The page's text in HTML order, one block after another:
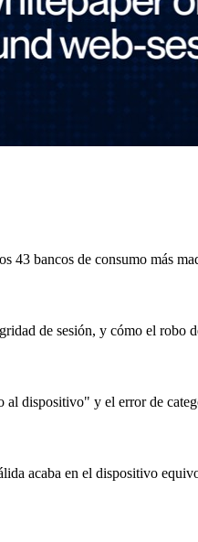
43 bancos de consumo más
de sesión, y cómo el robo
dispositivo" y el error de
acaba en el dispositivo